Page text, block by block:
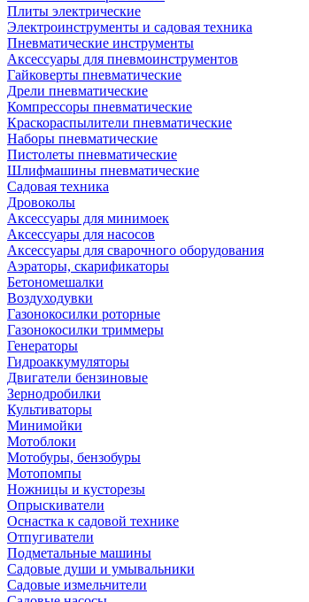
Плиты электрические
Электроинструменты и садовая техника
Пневматические инструменты
Аксессуары для пневмоинструментов
Гайковерты пневматические
Дрели пневматические
Компрессоры пневматические
Краскораспылители пневматические
Наборы пневматические
Пистолеты пневматические
Шлифмашины пневматические
Садовая техника
Дровоколы
Аксессуары для минимоек
Аксессуары для насосов
Аксессуары для сварочного оборудования
Аэраторы, скарификаторы
Бетономешалки
Воздуходувки
Газонокосилки роторные
Газонокосилки триммеры
Генераторы
Гидроаккумуляторы
Двигатели бензиновые
Зернодробилки
Культиваторы
Минимойки
Мотоблоки
Мотобуры, бензобуры
Мотопомпы
Ножницы и кусторезы
Опрыскиватели
Оснастка к садовой технике
Отпугиватели
Подметальные машины
Садовые души и умывальники
Садовые измельчители